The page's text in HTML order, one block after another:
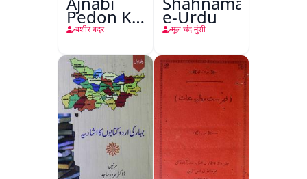
Pedon Ke
Saye
बशीर बद्र
e-Urdu
मूल चंद मुंशी